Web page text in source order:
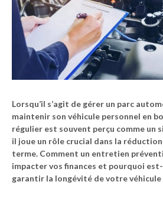
Lorsqu’il s’agit de gérer un parc
maintenir son véhicule personnel en
régulier est souvent perçu comme un
il joue un rôle crucial dans la
terme. Comment un entretien
impacter vos finances et pourquoi
garantir la longévité de votre véhicule